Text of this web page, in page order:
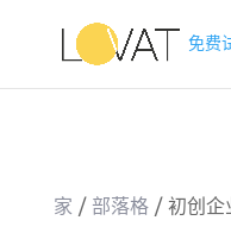
免费
家 / 部落格/ 初创企